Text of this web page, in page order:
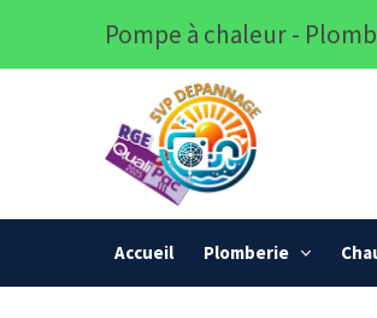
Pompe à chaleur -
Accueil Plomberie